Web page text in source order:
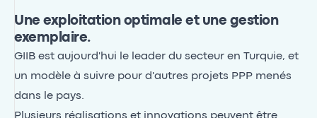
Une exploitation optimale et une gestion
exemplaire.
GIIB est aujourd'hui le leader du secteur en Turquie, et
un modèle à suivre pour d'autres projets PPP menés
dans le pays.
Plusieurs réalisations et innovations peuvent être